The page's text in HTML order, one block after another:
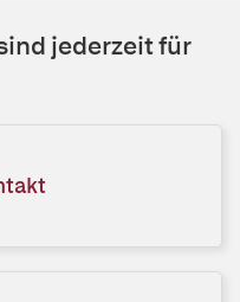
jederzeit für